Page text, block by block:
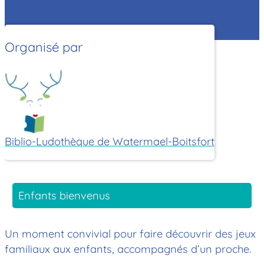
Organisé par
Biblio-Ludothèque de Watermael-Boitsfort
Enfants bienvenus
Un moment convivial pour faire découvrir des jeux
familiaux aux enfants, accompagnés d’un proche.